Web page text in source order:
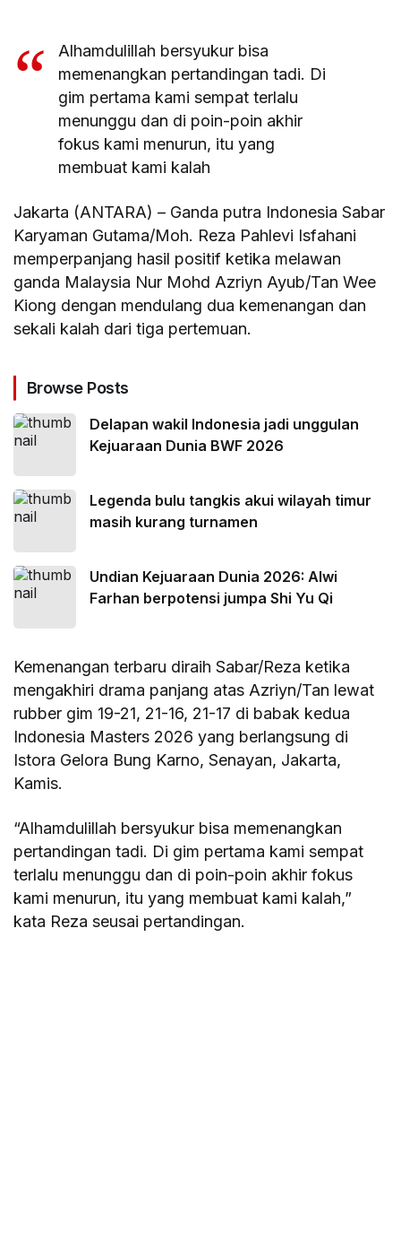
Alhamdulillah bersyukur bisa
memenangkan pertandingan tadi. Di
gim pertama kami sempat terlalu
menunggu dan di poin-poin akhir
fokus kami menurun, itu yang
membuat kami kalah
Jakarta (ANTARA) – Ganda putra Indonesia Sabar
Karyaman Gutama/Moh. Reza Pahlevi Isfahani
memperpanjang hasil positif ketika melawan
ganda Malaysia Nur Mohd Azriyn Ayub/Tan Wee
Kiong dengan mendulang dua kemenangan dan
sekali kalah dari tiga pertemuan.
Browse Posts
Delapan wakil Indonesia jadi unggulan
Kejuaraan Dunia BWF 2026
Legenda bulu tangkis akui wilayah timur
masih kurang turnamen
Undian Kejuaraan Dunia 2026: Alwi
Farhan berpotensi jumpa Shi Yu Qi
Kemenangan terbaru diraih Sabar/Reza ketika
mengakhiri drama panjang atas Azriyn/Tan lewat
rubber gim 19-21, 21-16, 21-17 di babak kedua
Indonesia Masters 2026 yang berlangsung di
Istora Gelora Bung Karno, Senayan, Jakarta,
Kamis.
“Alhamdulillah bersyukur bisa memenangkan
pertandingan tadi. Di gim pertama kami sempat
terlalu menunggu dan di poin-poin akhir fokus
kami menurun, itu yang membuat kami kalah,”
kata Reza seusai pertandingan.